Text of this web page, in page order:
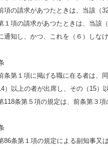
の請求があつたときは、当該（
項の請求があつたときは、当該
通知し、かつ、これを（６）しなけ
第１項に掲げる職に在る者は、
）以上の者が出席し、その（15）
条第５項の規定は、前条第３
条第１項の規定による副知事又